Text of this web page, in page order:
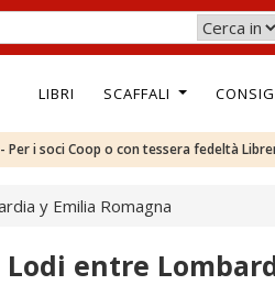
LIBRI SCAFFALI
i soci Coop o con tessera fedeltà
y Emilia Romagna
entre